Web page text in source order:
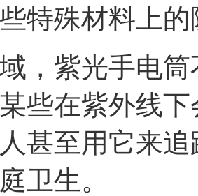
特殊材料上
，紫光手电
些在紫外线
甚至用它来
卫生。